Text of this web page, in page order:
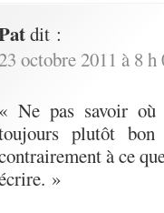
dit :
23 octobre 2011 à 8
« Ne pas savoir où
plutôt bon
à ce
»